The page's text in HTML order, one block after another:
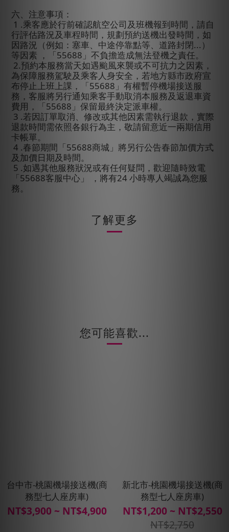
六、注意事項：
1 .乘客應於行前確認航空公司及班機報到時間，請自
行評估路況及車程時間，規劃預約送機出發時間，如
因路況（例如：塞車、中途停靠點等、道路封閉... ）
等因素 ，「55688 」不負擔造成無法登機之責任。
2.預約本服務當天如遇颱風來襲或不可抗力之因素，
為保障服務駕駛及乘客人身安全，若地方縣市政府宣
布停止上班上課，「55688 」有權暫停機場接送服
務，客服將另行通知乘客手動取消本服務及返退車資
費用，「55688 」保留最終決定派車權。
3 .若因訂單取消、修改或其他因素需執行退款，實際
退款時間需依照各銀行為主，敬請留意近一兩期信用
卡帳單。
4 .春節期間「55688商城」將另行公告春節加價方式
及加價日期及時間。
5 .如遇其他服務狀況或有任何疑問，歡迎隨時致電
「55688客服中心」 ，將有24小時專人竭誠為您服
務。
了解更多
您可能喜歡...
台中市-桃園機場接送機(商
務型七人座房車)
NT$3,900 ~ NT$4,900
新北市-桃園機場接送機(商
務型七人座房車)
NT$1,200 ~ NT$2,550
NT$2,750